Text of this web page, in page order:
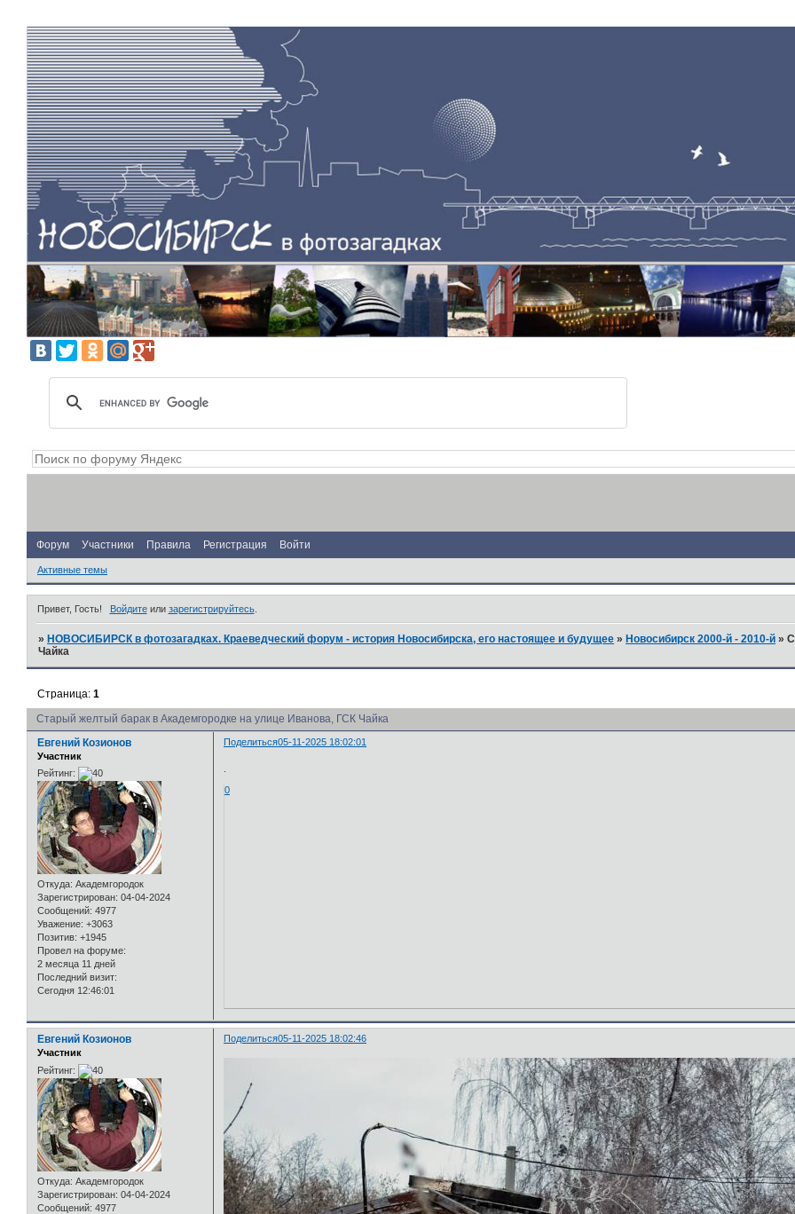
Форум Участники Правила Регистрация Войти
Активные темы
Привет, Гость! Войдитеили зарегистрируйтесь.
»НОВОСИБИРСК в фотозагадках. Краеведческий форум - история Новосибирска, его настоящее и будущее »Новосибирск 2000-й - 2010-й »
Чайка
Старый желтый барак в Академгородке на улице Иванова, ГСК Чайка
Страница:1
Поделиться05-11-2025 18:02:01
Евгений Козионов
Участник
Рейтинг:
Откуда: Академгородок
Зарегистрирован: 04-04-2024
Сообщений: 4977
Уважение: +3063
Позитив: +1945
Провел на форуме:
2 месяца 11 дней
Последний визит:
Сегодня 12:46:01
0
Поделиться05-11-2025 18:02:46
Евгений Козионов
Участник
Рейтинг:
Откуда: Академгородок
Зарегистрирован: 04-04-2024
Сообщений: 4977